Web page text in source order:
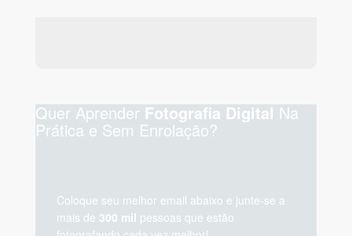
Quer Aprender Fotografia Digital Na
Prática e Sem Enrolação?
Coloque seu melhor email abaixo e junte-se a
mais de 300 mil pessoas que estão